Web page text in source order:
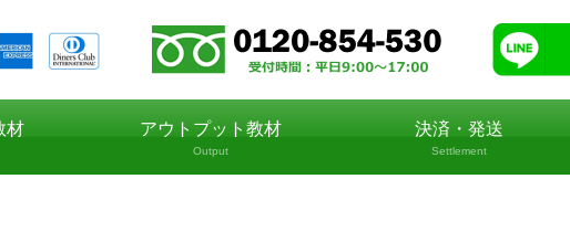
材 アウトプット教材
Output
決済・発送
Settlement